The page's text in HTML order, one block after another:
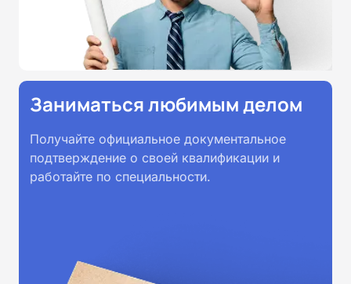
Заниматься любимым делом
Получайте официальное документальное
подтверждение о своей квалификации и
работайте по специальности.